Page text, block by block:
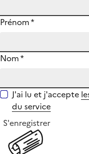
Prénom*
Nom*
J'ai lu et j'accepte
du service
S'enregistrer